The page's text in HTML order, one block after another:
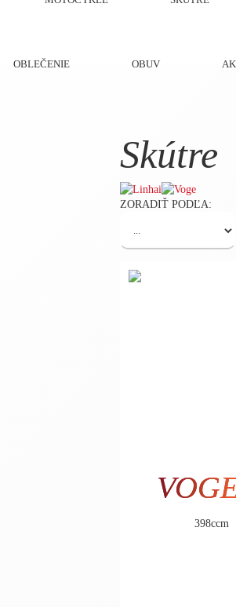
OBLEČENIE OBUV
Skútre
ZORADIŤ PODĽA:
398ccm